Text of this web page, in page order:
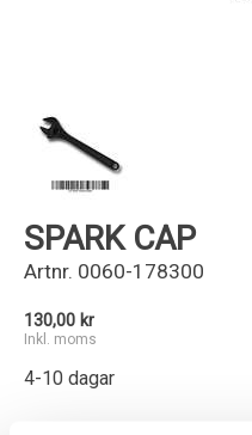
SPARK CAP
Artnr. 0060-178300
130,00 kr
Inkl. moms
4-10 dagar